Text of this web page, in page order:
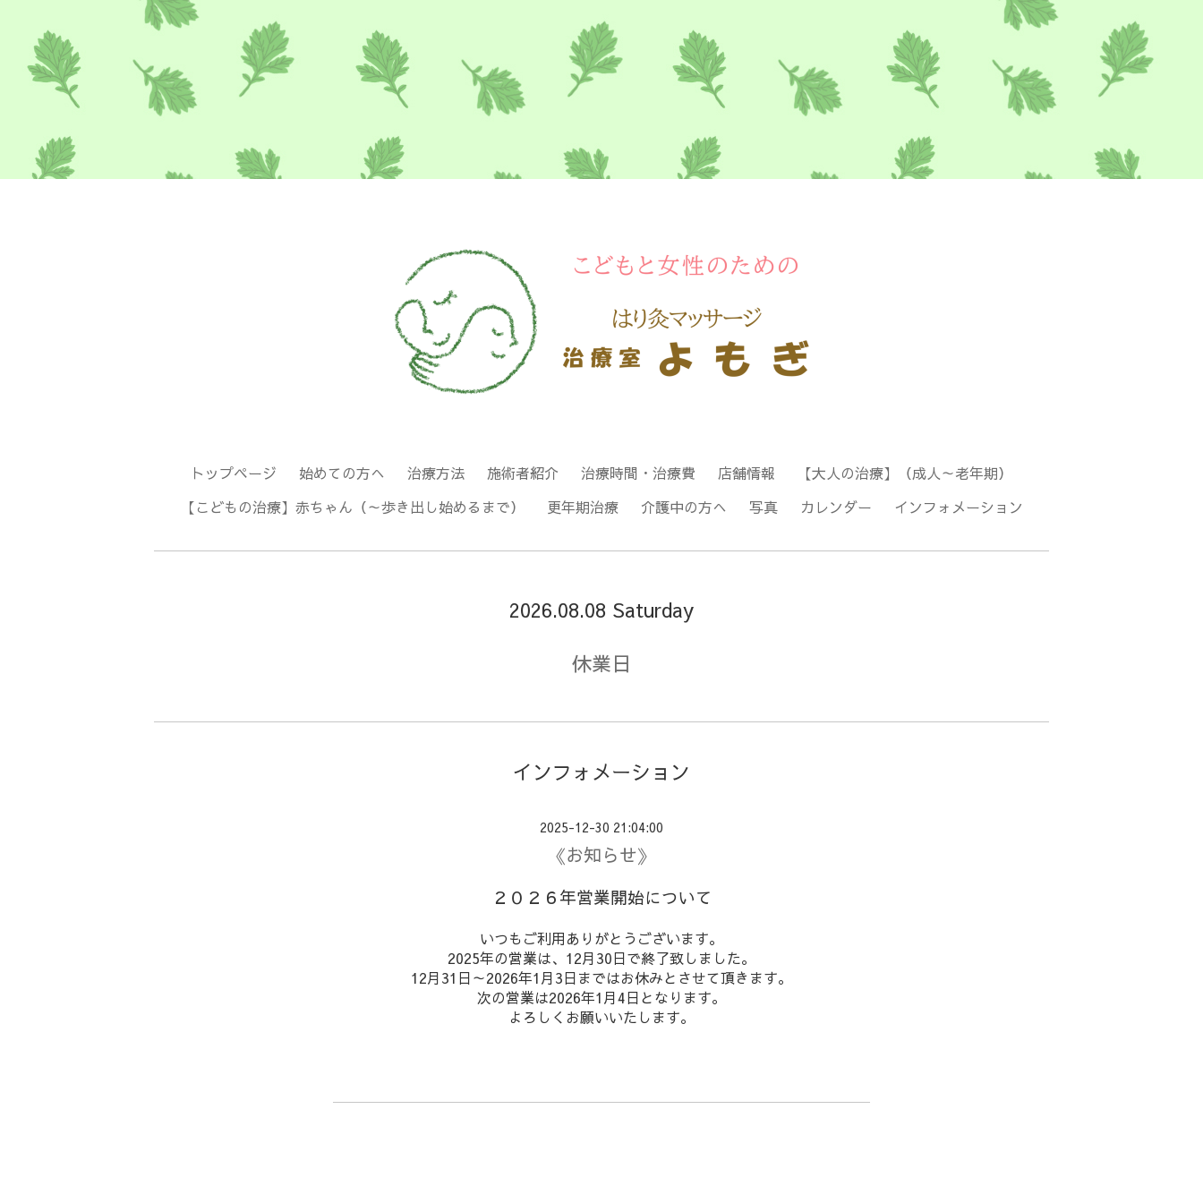
トップページ 始めての方へ 治療方法 施術者紹介 治療時間・治療費 店舗情報
【大人の治療】（成人～老年期）
【こどもの治療】赤ちゃん（～歩き出し始めるまで）
更年期治療 介護中の方へ 写真 カレンダー インフォメーション
2026.08.08 Saturday
休業日
インフォメーション
2025-12-30 21:04:00
《お知らせ》
２０２６年営業開始について
いつもご利用ありがとうございます。
2025年の営業は、12月30日で終了致しました。
12月31日～2026年1月3日まではお休みとさせて頂きます。
次の営業は2026年1月4日となります。
よろしくお願いいたします。